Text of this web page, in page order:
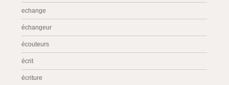
echange
échangeur
écouteurs
écrit
écriture